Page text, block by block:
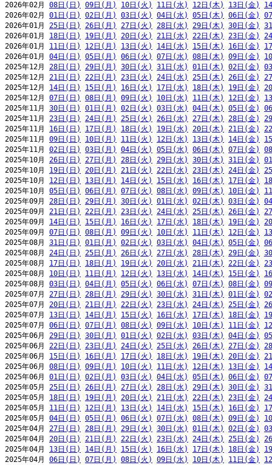
2026年02月 08日(日) 09日(月) 10日(火) 11日(水) 12日(木) 13日(金)
2026年02月 01日(日) 02日(月) 03日(火) 04日(水) 05日(木) 06日(金)
2026年01月 25日(日) 26日(月) 27日(火) 28日(水) 29日(木) 30日(金)
2026年01月 18日(日) 19日(月) 20日(火) 21日(水) 22日(木) 23日(金)
2026年01月 11日(日) 12日(月) 13日(火) 14日(水) 15日(木) 16日(金)
2026年01月 04日(日) 05日(月) 06日(火) 07日(水) 08日(木) 09日(金)
2025年12月 28日(日) 29日(月) 30日(火) 31日(水) 01日(木) 02日(金)
2025年12月 21日(日) 22日(月) 23日(火) 24日(水) 25日(木) 26日(金)
2025年12月 14日(日) 15日(月) 16日(火) 17日(水) 18日(木) 19日(金)
2025年12月 07日(日) 08日(月) 09日(火) 10日(水) 11日(木) 12日(金)
2025年11月 30日(日) 01日(月) 02日(火) 03日(水) 04日(木) 05日(金)
2025年11月 23日(日) 24日(月) 25日(火) 26日(水) 27日(木) 28日(金)
2025年11月 16日(日) 17日(月) 18日(火) 19日(水) 20日(木) 21日(金)
2025年11月 09日(日) 10日(月) 11日(火) 12日(水) 13日(木) 14日(金)
2025年11月 02日(日) 03日(月) 04日(火) 05日(水) 06日(木) 07日(金)
2025年10月 26日(日) 27日(月) 28日(火) 29日(水) 30日(木) 31日(金)
2025年10月 19日(日) 20日(月) 21日(火) 22日(水) 23日(木) 24日(金)
2025年10月 12日(日) 13日(月) 14日(火) 15日(水) 16日(木) 17日(金)
2025年10月 05日(日) 06日(月) 07日(火) 08日(水) 09日(木) 10日(金)
2025年09月 28日(日) 29日(月) 30日(火) 01日(水) 02日(木) 03日(金)
2025年09月 21日(日) 22日(月) 23日(火) 24日(水) 25日(木) 26日(金)
2025年09月 14日(日) 15日(月) 16日(火) 17日(水) 18日(木) 19日(金)
2025年09月 07日(日) 08日(月) 09日(火) 10日(水) 11日(木) 12日(金)
2025年08月 31日(日) 01日(月) 02日(火) 03日(水) 04日(木) 05日(金)
2025年08月 24日(日) 25日(月) 26日(火) 27日(水) 28日(木) 29日(金)
2025年08月 17日(日) 18日(月) 19日(火) 20日(水) 21日(木) 22日(金)
2025年08月 10日(日) 11日(月) 12日(火) 13日(水) 14日(木) 15日(金)
2025年08月 03日(日) 04日(月) 05日(火) 06日(水) 07日(木) 08日(金)
2025年07月 27日(日) 28日(月) 29日(火) 30日(水) 31日(木) 01日(金)
2025年07月 20日(日) 21日(月) 22日(火) 23日(水) 24日(木) 25日(金)
2025年07月 13日(日) 14日(月) 15日(火) 16日(水) 17日(木) 18日(金)
2025年07月 06日(日) 07日(月) 08日(火) 09日(水) 10日(木) 11日(金)
2025年06月 29日(日) 30日(月) 01日(火) 02日(水) 03日(木) 04日(金)
2025年06月 22日(日) 23日(月) 24日(火) 25日(水) 26日(木) 27日(金)
2025年06月 15日(日) 16日(月) 17日(火) 18日(水) 19日(木) 20日(金)
2025年06月 08日(日) 09日(月) 10日(火) 11日(水) 12日(木) 13日(金)
2025年06月 01日(日) 02日(月) 03日(火) 04日(水) 05日(木) 06日(金)
2025年05月 25日(日) 26日(月) 27日(火) 28日(水) 29日(木) 30日(金)
2025年05月 18日(日) 19日(月) 20日(火) 21日(水) 22日(木) 23日(金)
2025年05月 11日(日) 12日(月) 13日(火) 14日(水) 15日(木) 16日(金)
2025年05月 04日(日) 05日(月) 06日(火) 07日(水) 08日(木) 09日(金)
2025年04月 27日(日) 28日(月) 29日(火) 30日(水) 01日(木) 02日(金)
2025年04月 20日(日) 21日(月) 22日(火) 23日(水) 24日(木) 25日(金)
2025年04月 13日(日) 14日(月) 15日(火) 16日(水) 17日(木) 18日(金)
2025年04月 06日(日) 07日(月) 08日(火) 09日(水) 10日(木) 11日(金)